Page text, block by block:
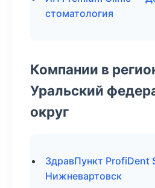
стоматология
Компании в
Уральский
округ
ЗдравПункт ProfiDent
Нижневартовск